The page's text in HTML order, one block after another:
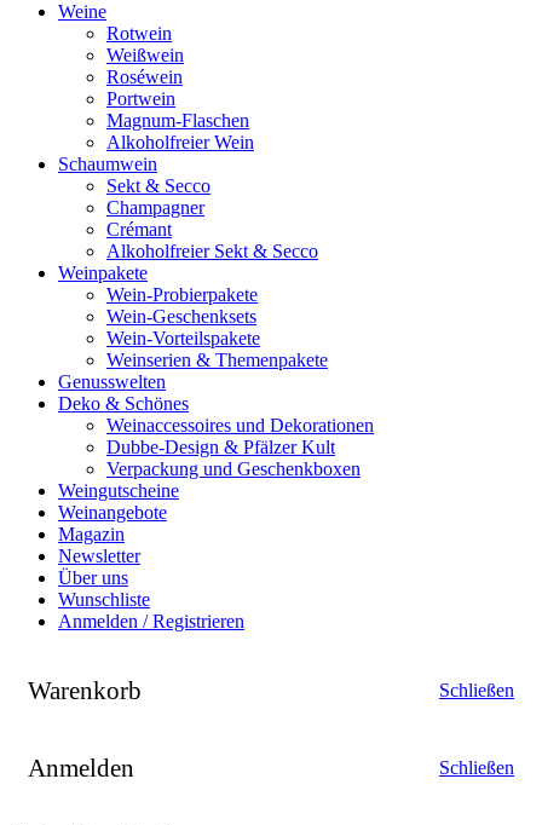
Weine
Rotwein
Weißwein
Roséwein
Portwein
Magnum-Flaschen
Alkoholfreier Wein
Schaumwein
Sekt & Secco
Champagner
Crémant
Alkoholfreier Sekt & Secco
Weinpakete
Wein-Probierpakete
Wein-Geschenksets
Wein-Vorteilspakete
Weinserien & Themenpakete
Genusswelten
Deko & Schönes
Weinaccessoires und Dekorationen
Dubbe-Design & Pfälzer Kult
Verpackung und Geschenkboxen
Weingutscheine
Weinangebote
Magazin
Newsletter
Über uns
Wunschliste
Anmelden / Registrieren
Warenkorb Schließen
Anmelden Schließen